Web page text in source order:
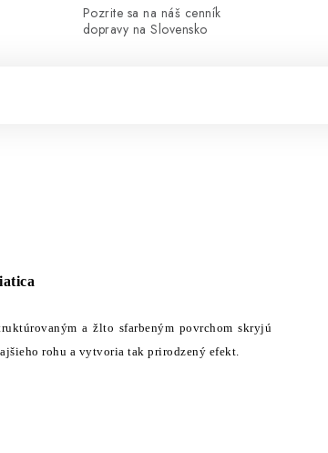
Pozrite sa na náš cenník
dopravy na Slovensko
a žlto sfarbeným povrchom skryjú
rohu a vytvoria tak prirodzený efekt.